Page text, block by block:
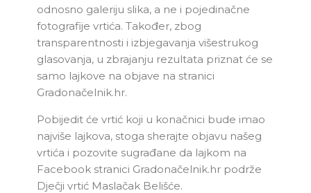
odnosno galeriju slika, a ne i pojedinačne
fotografije vrtića. Također, zbog
transparentnosti i izbjegavanja višestrukog
glasovanja, u zbrajanju rezultata priznat će se
samo lajkove na objave na stranici
Gradonačelnik.hr.
Pobijedit će vrtić koji u konačnici bude imao
najviše lajkova, stoga sherajte objavu našeg
vrtića i pozovite sugrađane da lajkom na
Facebook stranici Gradonačelnik.hr podrže
Dječji vrtić Maslačak Belišće.